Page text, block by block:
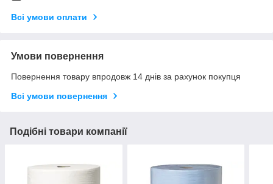
Всі умови оплати
Умови повернення
Повернення товару впродовж 14 днів за рахунок покупця
Всі умови повернення
Подібні товари компанії